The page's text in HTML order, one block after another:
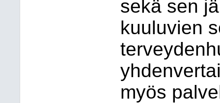
sekä sen
kuuluvien
myös